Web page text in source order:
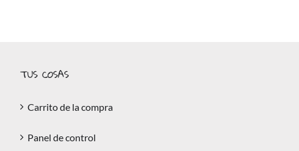
TUS COSAS
Carrito de la compra
Panel de control